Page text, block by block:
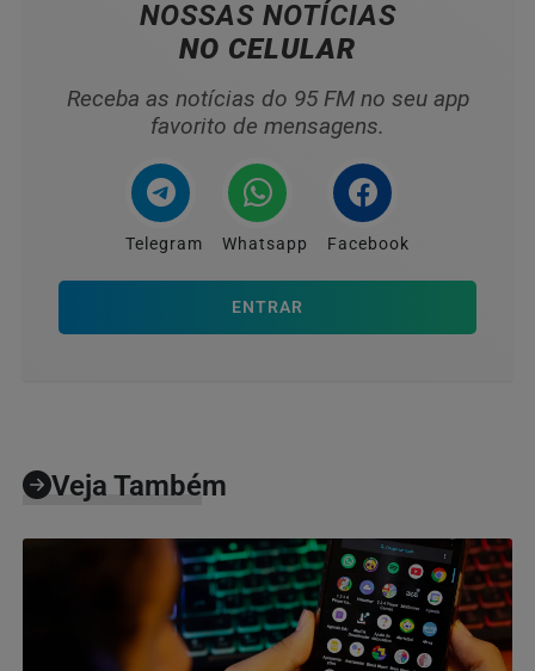
NOSSAS NOTÍCIAS
NO CELULAR
Receba as notícias do 95 FM no seu app
favorito de mensagens.
Telegram Whatsapp Facebook
ENTRAR
Veja Também